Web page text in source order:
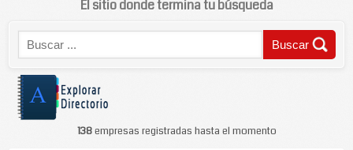
El sitio donde termina tu búsqueda
138empresas registradas hasta el momento